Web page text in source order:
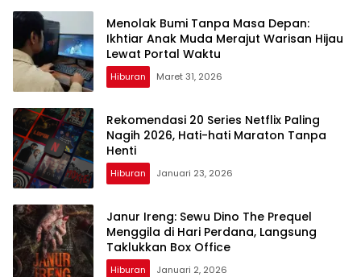
Menolak Bumi Tanpa Masa Depan:
Ikhtiar Anak Muda Merajut Warisan Hijau
Lewat Portal Waktu
Hiburan Maret 31, 2026
Rekomendasi 20 Series Netflix Paling
Nagih 2026, Hati-hati Maraton Tanpa
Henti
Hiburan Januari 23, 2026
Janur Ireng: Sewu Dino The Prequel
Menggila di Hari Perdana, Langsung
Taklukkan Box Office
Hiburan Januari 2, 2026